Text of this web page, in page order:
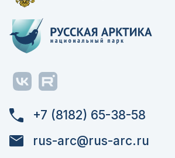
+7 (8182) 65-38-58
rus-arc@rus-arc.ru